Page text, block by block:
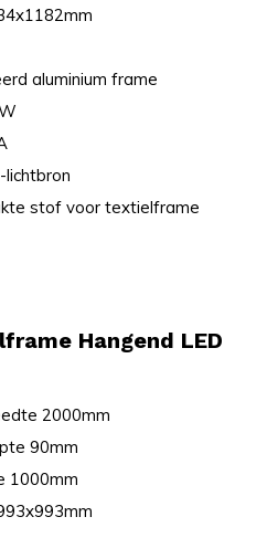
aluminium frame
lichtbron
stof voor textielframe
Hangend LED
2000mm
90mm
1000mm